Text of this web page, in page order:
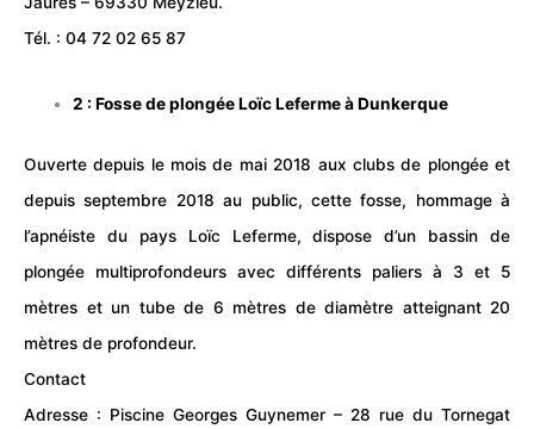
Tél. : 04 72 02 65 87
2 : Fosse de plongée Loïc Leferme à Dunkerque
Ouverte depuis le mois de mai 2018 aux clubs de plongée et
depuis septembre 2018 au public, cette fosse, hommage à
l’apnéiste du pays Loïc Leferme, dispose d’un bassin de
plongée multiprofondeurs avec différents paliers à 3 et 5
mètres et un tube de 6 mètres de diamètre atteignant 20
mètres de profondeur.
Contact
Adresse : Piscine Georges Guynemer – 28 rue du Tornegat